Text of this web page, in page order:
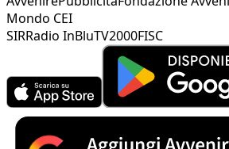
Mondo CEI
SIRRadio InBluTV2000FISC